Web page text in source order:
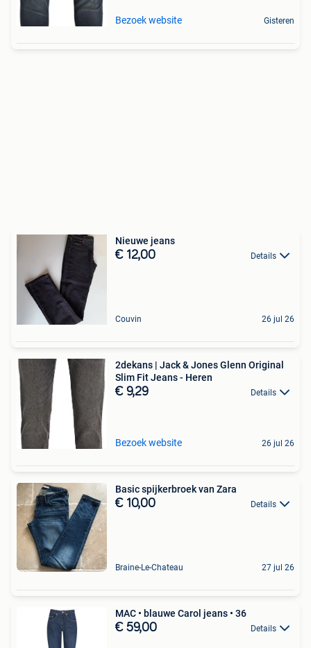
Bezoek website Gisteren
Nieuwe jeans
€ 12,00 Details
Couvin 26 jul 26
2dekans | Jack & Jones Glenn Original
Slim Fit Jeans - Heren
€ 9,29 Details
Bezoek website 26 jul 26
Basic spijkerbroek van Zara
€ 10,00 Details
Braine-Le-Chateau 27 jul 26
MAC • blauwe Carol jeans • 36
€ 59,00 Details